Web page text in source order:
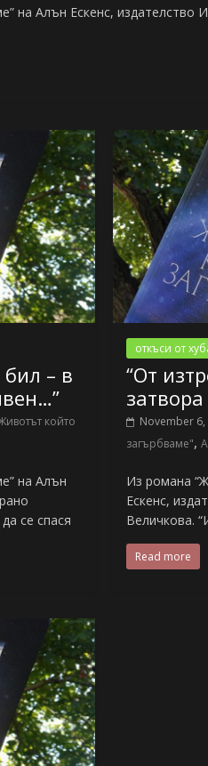
на Алън Ескенс, издателство
– в
който
на Алън
се спася
откъси от
“От
November 6,
загърбваме",
Из романа
Ескенс,
Величкова.
Read more